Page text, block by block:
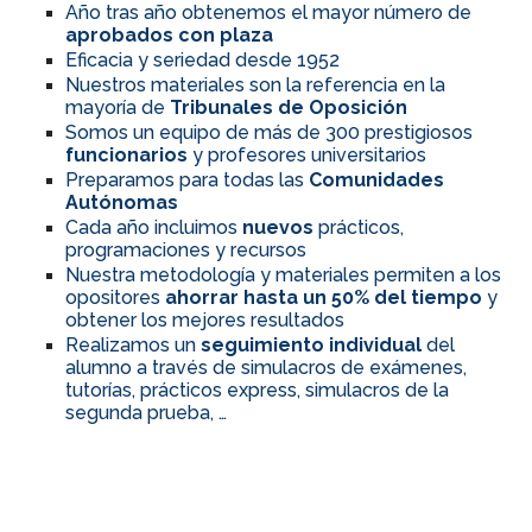
Año tras año obtenemos el mayor número de
aprobados con plaza
Eficacia y seriedad desde 1952
Nuestros materiales son la referencia en la
mayoría de Tribunales de Oposición
Somos un equipo de más de 300 prestigiosos
funcionarios y profesores universitarios
Preparamos para todas las Comunidades
Autónomas
Cada año incluimos nuevos prácticos,
programaciones y recursos
Nuestra metodología y materiales permiten a los
opositores ahorrar hasta un 50% del tiempo y
obtener los mejores resultados
Realizamos un seguimiento individual del
alumno a través de simulacros de exámenes,
tutorías, prácticos express, simulacros de la
segunda prueba, …